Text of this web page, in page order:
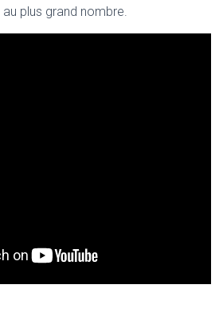
plus grand nombre.